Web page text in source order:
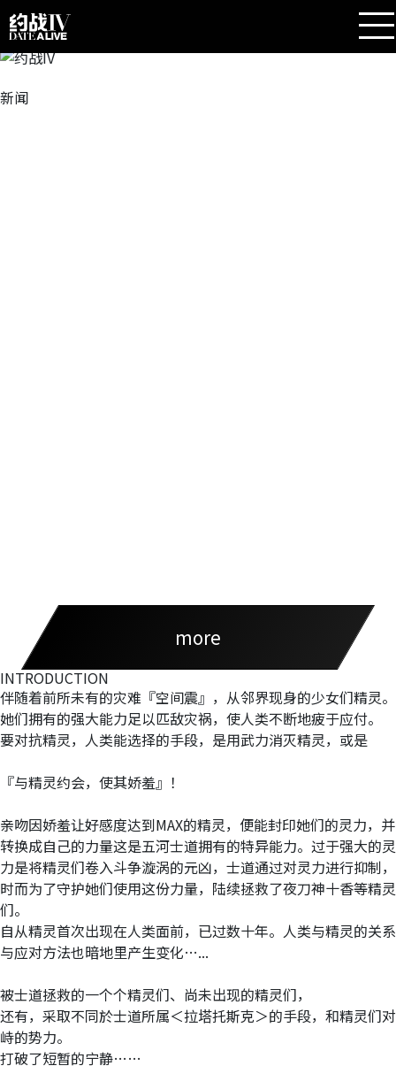
新闻
more
INTRODUCTION
伴随着前所未有的灾难『空间震』，从邻界现身的少女们精灵。
她们拥有的强大能力足以匹敌灾祸，使人类不断地疲于应付。
要对抗精灵，人类能选择的手段，是用武力消灭精灵，或是
『与精灵约会，使其娇羞』！
亲吻因娇羞让好感度达到MAX的精灵，便能封印她们的灵力，并
转换成自己的力量这是五河士道拥有的特异能力。过于强大的灵
力是将精灵们卷入斗争漩涡的元凶，士道通过对灵力进行抑制，
时而为了守护她们使用这份力量，陆续拯救了夜刀神十香等精灵
们。
自从精灵首次出现在人类面前，已过数十年。人类与精灵的关系
与应对方法也暗地里产生变化…...
被士道拯救的一个个精灵们、尚未出现的精灵们，
还有，采取不同於士道所属＜拉塔托斯克＞的手段，和精灵们对
峙的势力。
打破了短暂的宁静……